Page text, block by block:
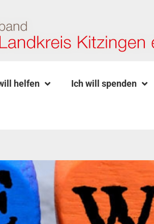
helfen Ich will spenden